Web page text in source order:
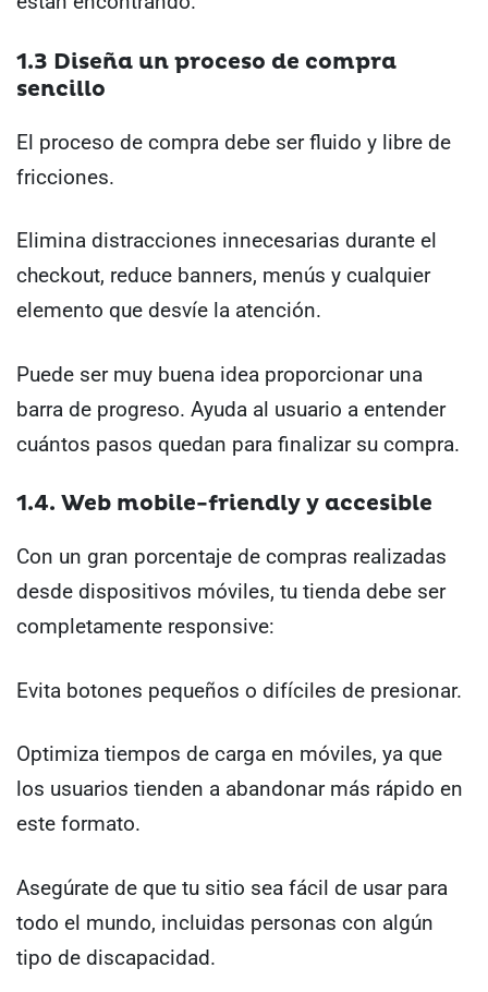
1.3 Diseña un proceso de compra
sencillo
El proceso de compra debe ser fluido y libre de
fricciones.
Elimina distracciones innecesarias durante el
checkout, reduce banners, menús y cualquier
elemento que desvíe la atención.
Puede ser muy buena idea proporcionar una
barra de progreso. Ayuda al usuario a entender
cuántos pasos quedan para finalizar su compra.
1.4. Web mobile-friendly y accesible
Con un gran porcentaje de compras realizadas
desde dispositivos móviles, tu tienda debe ser
completamente responsive:
Evita botones pequeños o difíciles de presionar.
Optimiza tiempos de carga en móviles, ya que
los usuarios tienden a abandonar más rápido en
este formato.
Asegúrate de que tu sitio sea fácil de usar para
todo el mundo, incluidas personas con algún
tipo de discapacidad.